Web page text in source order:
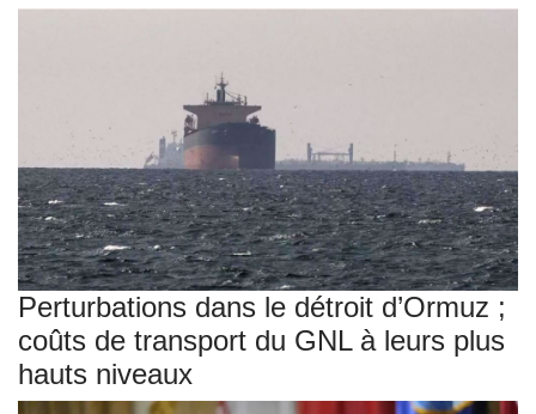
Perturbations dans le détroit d’Ormuz ;
coûts de transport du GNL à leurs plus
hauts niveaux